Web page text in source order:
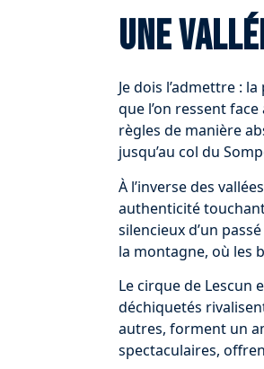
Une
Je dois l’admettre :
que l’on ressent
règles de manière
jusqu’au col du
À l’inverse des
authenticité
silencieux d’un
la montagne, où les
Le cirque de Lescun
déchiquetés
autres, forment un
spectaculaires,